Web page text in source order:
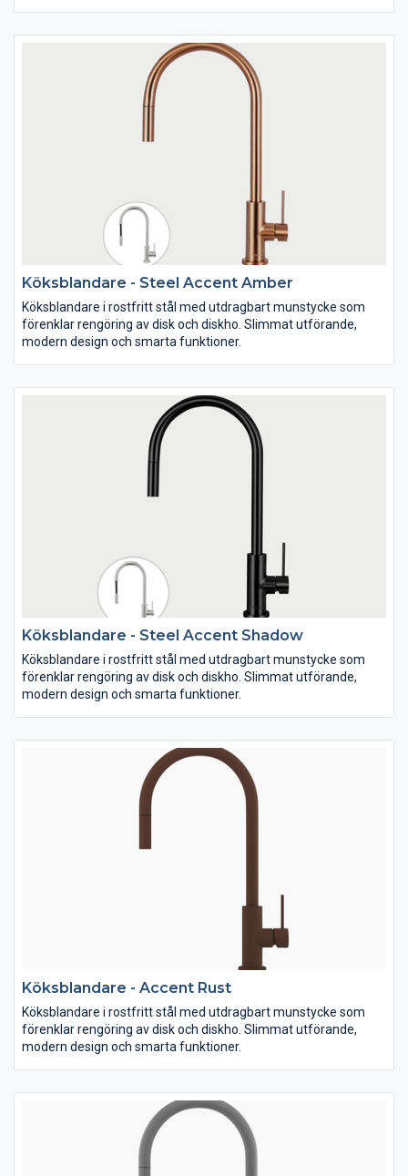
Köksblandare - Steel Accent Amber
Köksblandare i rostfritt stål med utdragbart munstycke som
förenklar rengöring av disk och diskho. Slimmat utförande,
modern design och smarta funktioner.
Köksblandare - Steel Accent Shadow
Köksblandare i rostfritt stål med utdragbart munstycke som
förenklar rengöring av disk och diskho. Slimmat utförande,
modern design och smarta funktioner.
Köksblandare - Accent Rust
Köksblandare i rostfritt stål med utdragbart munstycke som
förenklar rengöring av disk och diskho. Slimmat utförande,
modern design och smarta funktioner.